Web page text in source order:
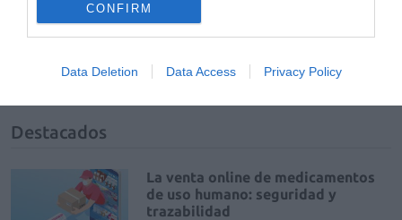
CONFIRM
Data Deletion Data Access Privacy Policy
Profesión farmacéutica
Destacados
La venta online de medicamentos
de uso humano: seguridad y
trazabilidad